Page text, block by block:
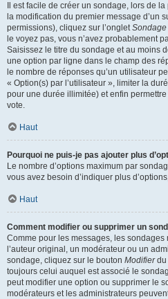
Il est facile de créer un sondage, lors de
la modification du premier message d’un
permissions), cliquez sur l’ongletSondage
le voyez pas, vous n’avez probablement
Saisissez le titre du sondage et au moins
une option par ligne dans le champ des
le nombre de réponses qu’un utilisateur
« Option(s) par l’utilisateur », limiter la
pour une durée illimitée) et enfin
vote.
Haut
Pourquoi ne puis-je pas ajouter plus
Le nombre d’options maximum par
vous avez besoin d’indiquer plus
Haut
Comment modifier ou supprimer un
Comme pour les messages, les
l’auteur original, un modérateur ou un
sondage, cliquez sur le bouton Modifierdu
toujours celui auquel est associé le
peut modifier une option ou supprimer le
modérateurs et les administrateurs